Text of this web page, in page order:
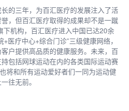
的三年，为百汇医疗的发展注入了活
，但百汇医疗取得的成果却不是一蹴
机构，百汇医疗进入中国已达20余
医疗中心+综合门诊”三级健康网络，
户提供高品质的健康服务。未来，百
包括网球运动在内的各类国际运动赛
将和所有运动爱好者们一同为运动健
往无前。